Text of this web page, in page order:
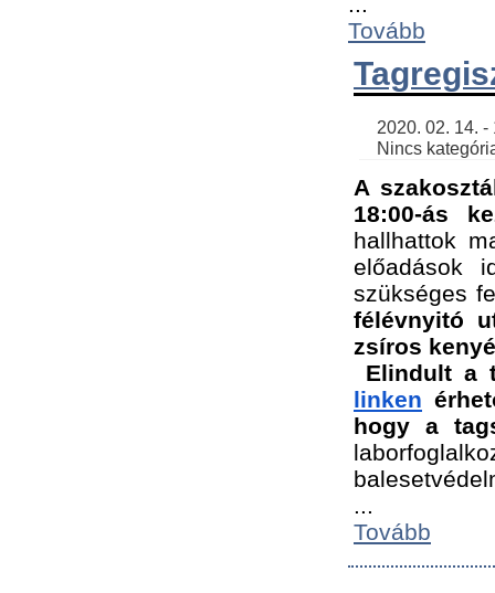
Tovább
Nincs
A
18:00-ás
hallhattok
előadások
szükséges
félévnyitó
zsíros
Elindult a
linken
hogy a
Tovább